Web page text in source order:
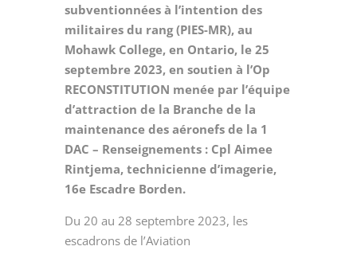
subventionnées à l’intention des
militaires du rang (PIES-MR), au
Mohawk College, en Ontario, le 25
septembre 2023, en soutien à l’Op
RECONSTITUTION menée par l’équipe
d’attraction de la Branche de la
maintenance des aéronefs de la 1
DAC – Renseignements : Cpl Aimee
Rintjema, technicienne d’imagerie,
16e Escadre Borden.
Du 20 au 28 septembre 2023, les
escadrons de l’Aviation